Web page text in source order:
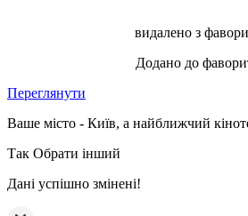
видалено з
Додано до
Переглянути
Ваше місто - Київ, а найближчий
Так Обрати інший
Дані успішно змінені!